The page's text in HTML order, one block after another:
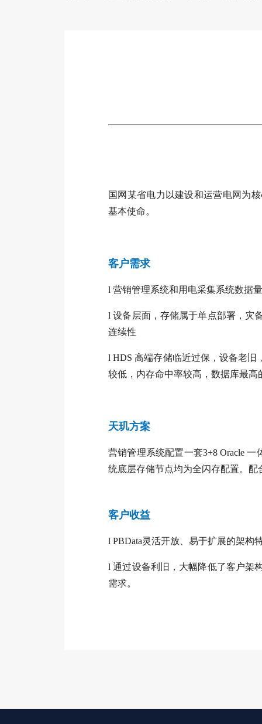
国网某省电力以建设和运营电网为
基本使命。
客户需求
l 营销管理系统和用电采集系统数据
l 设备层面，存储属于单点部署，灾
连续性
l HDS 高端存储临近过保，设备老旧
较低，内存命中率较高，数据库最高
天玑方案
营销管理系统配置一套3+8 Oracle
统底层存储节点均为全闪存配置。配
客户收益
l PBData灵活开放、易于扩展的架构
l 通过设备利旧，大幅降低了客户架
需求。